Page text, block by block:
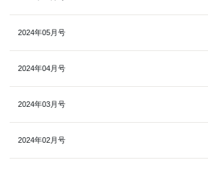
2024年05月号
2024年04月号
2024年03月号
2024年02月号